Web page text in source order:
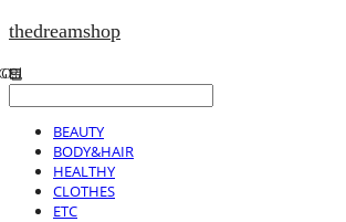
thedreamshop
BEAUTY
BODY&HAIR
HEALTHY
CLOTHES
ETC